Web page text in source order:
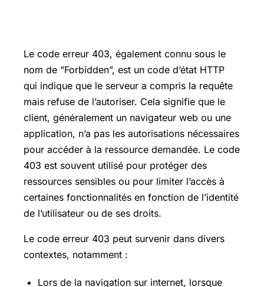
Le code erreur 403, également connu sous le
nom de “Forbidden”, est un code d’état HTTP
qui indique que le serveur a compris la requête
mais refuse de l’autoriser. Cela signifie que le
client, généralement un navigateur web ou une
application, n’a pas les autorisations nécessaires
pour accéder à la ressource demandée. Le code
403 est souvent utilisé pour protéger des
ressources sensibles ou pour limiter l’accès à
certaines fonctionnalités en fonction de l’identité
de l’utilisateur ou de ses droits.
Le code erreur 403 peut survenir dans divers
contextes, notamment :
Lors de la navigation sur internet, lorsque